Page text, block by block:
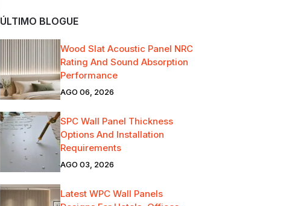
ÚLTIMO BLOGUE
Wood Slat Acoustic Panel NRC
Rating And Sound Absorption
Performance
AGO 06, 2026
SPC Wall Panel Thickness
Options And Installation
Requirements
AGO 03, 2026
Latest WPC Wall Panels